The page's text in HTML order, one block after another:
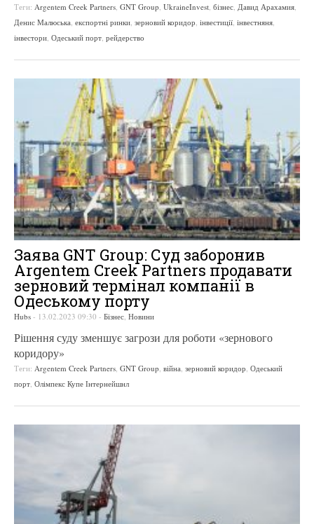
Теги: Argentem Creek Partners, GNT Group, UkraineInvest, бізнес, Давид Арахамия,
Денис Малюська, експортні ринки, зерновий коридор, інвестиції, інвестняня,
інвестори, Одеський порт, рейдерство
Заява GNT Group: Суд заборонив
Argentem Creek Partners продавати
зерновий термінал компанії в
Одеському порту
Hubs - 13.02.2023 09:30 - Бізнес, Новини
Рішення суду зменшує загрози для роботи «зернового
коридору»
Теги: Argentem Creek Partners, GNT Group, війна, зерновий коридор, Одеський
порт, Олімпекс Купе Інтернейшнл